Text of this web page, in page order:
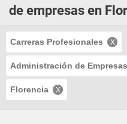
de empresas en
Carreras Profesionales
Administración de Empresas
Florencia